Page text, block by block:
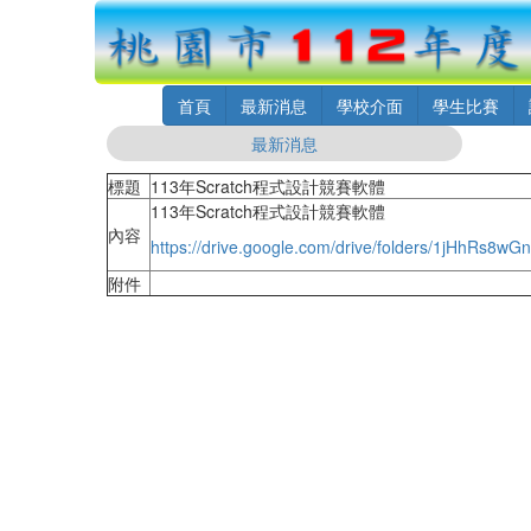
首頁 最新消息 學校介面 學生比賽
最新消息
標題 113年Scratch程式設計競賽軟體
內容
113年Scratch程式設計競賽軟體
https://drive.google.com/drive/folders/
附件